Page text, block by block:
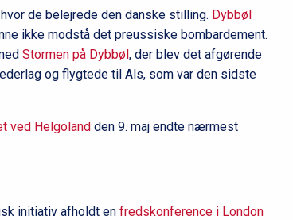
de belejrede den danske stilling. Dybbøl
ikke modstå det preussiske bombardement.
Stormen på Dybbøl, der blev det afgørende
og flygtede til Als, som var den sidste
ved Helgoland den 9. maj endte nærmest
initiativ afholdt en fredskonference i London